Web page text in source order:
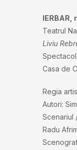
IERBAR,
Teatrul
Liviu
Casa de
Regia
Autori:
Scenariul
Radu